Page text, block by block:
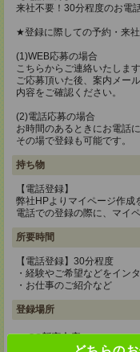
どちらの
来社不要！30分程度のお電
★登録に際しての予約・来
(1)WEB応募の場合
こちらからご連絡いたしま
ご応募頂いた後、案内メー
内容をご確認ください。
(2)電話応募の場合
お時間のあるときにお電話
その場で登録も可能です。
持ち物
【電話登録】
弊社HPよりマイページ作成
電話での登録の際に、マイ
所要時間
【電話登録】30分程度
・経験やご希望などをイン
・お仕事のご紹介など
登録場所
CS新宿支店